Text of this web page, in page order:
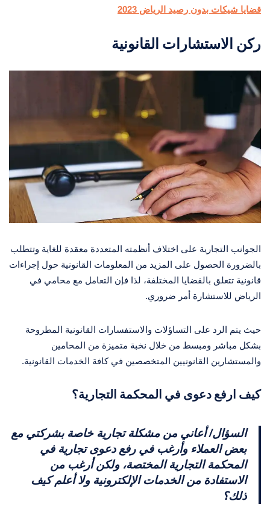
قضايا شيكات بدون رصيد الرياض 2023
ركن الاستشارات القانونية
الجوانب التجارية على اختلاف أنظمته المتعددة معقدة للغاية وتتطلب
بالضرورة الحصول على المزيد من المعلومات القانونية حول إجراءات
قانونية تتعلق بالقضايا المختلفة، لذا فإن التعامل مع محامي في
الرياض للاستشارة أمر ضروري.
حيث يتم الرد على التساؤلات والاستفسارات القانونية المطروحة
بشكل مباشر ومبسط من خلال نخبة متميزة من المحامين
والمستشارين القانونيين المتخصصين في كافة الخدمات القانونية.
كيف ارفع دعوى في المحكمة التجارية؟
السؤال/ أعاني من مشكلة تجارية خاصة بشركتي مع
بعض العملاء وأرغب في رفع دعوى تجارية في
المحكمة التجارية المختصة، ولكن أرغب من
الاستفادة من الخدمات الإلكترونية ولا أعلم كيف
ذلك؟